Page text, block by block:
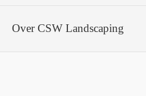
Over CSW Landscaping